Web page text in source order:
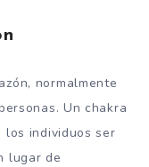
normalmente
Un chakra
los individuos ser
lugar de